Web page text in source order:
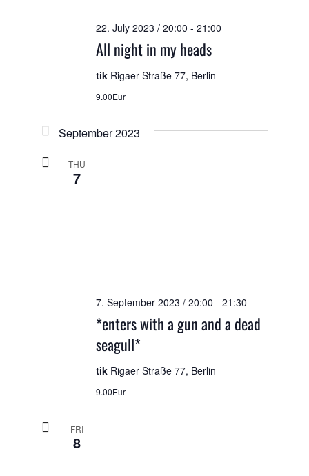
All night in my heads
22. July 2023 / 20:00 - 21:00
tik Rigaer Straße 77, Berlin
9.00Eur
September 2023
THU
7
*enters with a gun and a dead
seagull*
7. September 2023 / 20:00 - 21:30
tik Rigaer Straße 77, Berlin
9.00Eur
FRI
8